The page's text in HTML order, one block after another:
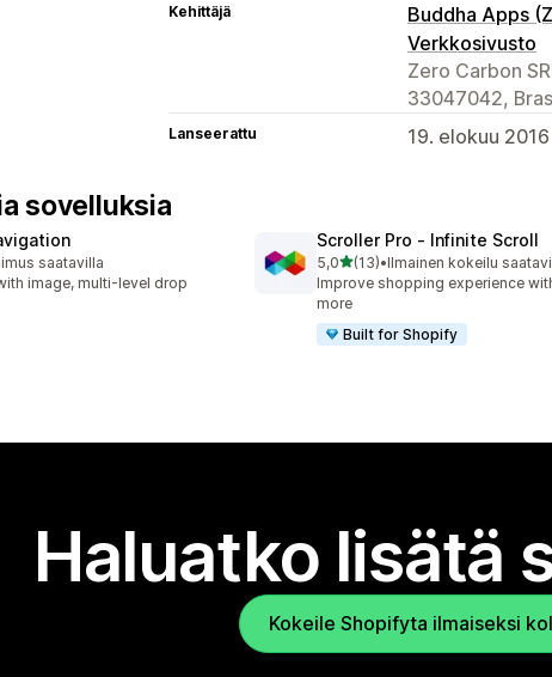
Kehittäjä
Buddha Apps
Verkkosivusto
Zero Carbon
33047042,
Lanseerattu 19. elokuu 2016
sovelluksia
saatavilla
image, multi-level drop
Scroller Pro ‑ Infinite Scroll
5,0/ 5 tähteä
(13)
13 arvostelua yhteensä
•Ilmainen kokeilu
Improve shopping experience
more
Built for Shopify
Haluatko lisätä
Kokeile Shopifyta ilmaiseksi